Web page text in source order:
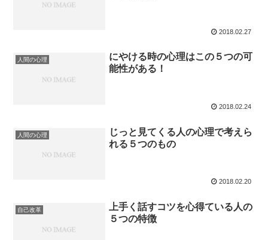
2018.02.27
人間の心理
にやける時の心理はこの５つの可
能性がある！
2018.02.24
人間の心理
じっと見てくる人の心理で考えら
れる５つのもの
2018.02.20
自己改革
上手く話すコツを心得ている人の
５つの特徴